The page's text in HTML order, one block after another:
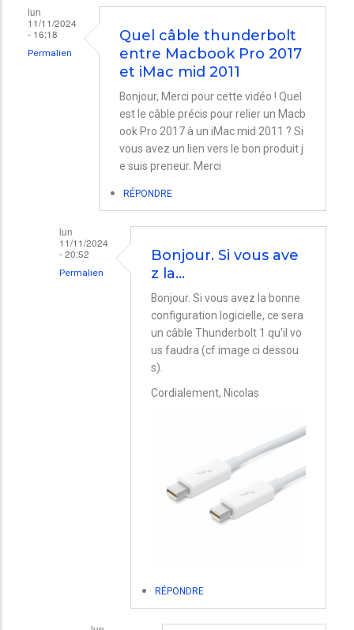
Mac
mini
lun
11/11/2024
- 16:18
Permalien
Quel câble thunderbolt
entre Macbook Pro 2017
et iMac mid 2011
Bonjour, Merci pour cette vidéo ! Quel
est le câble précis pour relier un Macb
ook Pro 2017 à un iMac mid 2011 ? Si
vous avez un lien vers le bon produit j
e suis preneur. Merci
RÉPONDRE
lun
11/11/2024
- 20:52
Permalien
Bonjour. Si vous ave
z la…
Bonjour. Si vous avez la bonne
configuration logicielle, ce sera
un câble Thunderbolt 1 qu'il vo
us faudra (cf image ci dessou
s).
Cordialement, Nicolas
RÉPONDRE